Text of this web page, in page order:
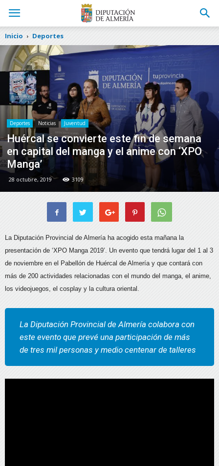
Inicio Deportes
Deportes Noticias Juventud
Huércal se convierte este fin de semana
en capital del manga y el anime con ‘XPO
Manga’
28 octubre, 2019 3109
La Diputación Provincial de Almería ha acogido esta mañana la
presentación de ‘XPO Manga 2019’. Un evento que tendrá lugar del 1 al 3
de noviembre en el Pabellón de Huércal de Almería y que contará con
más de 200 actividades relacionadas con el mundo del manga, el anime,
los videojuegos, el cosplay y la cultura oriental.
La Diputación Provincial de Almería colabora con
este evento que prevé una participación de más
de tres mil personas y medio centenar de talleres